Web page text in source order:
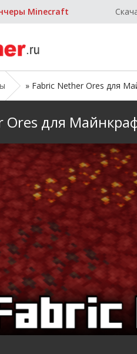
Minecraft
» Fabric Nether Ores для
Ores для